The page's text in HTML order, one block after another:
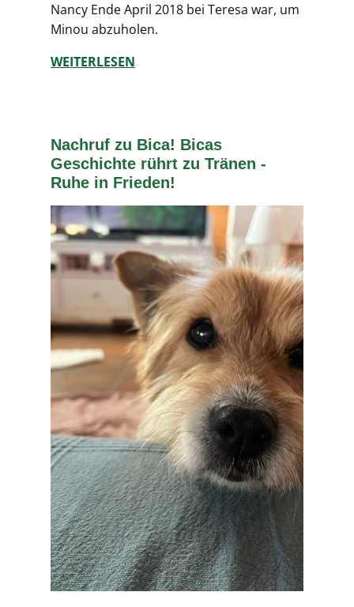
Nancy Ende April 2018 bei Teresa war, um
Minou abzuholen.
WEITERLESEN
Nachruf zu Bica! Bicas
Geschichte rührt zu Tränen -
Ruhe in Frieden!